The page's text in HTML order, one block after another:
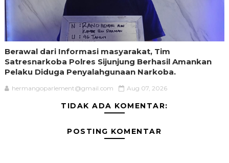
Berawal dari Informasi masyarakat, Tim
Satresnarkoba Polres Sijunjung Berhasil Amankan
Pelaku Diduga Penyalahgunaan Narkoba.
hermangoparlement@gmail.com Aug 07, 2026
TIDAK ADA KOMENTAR:
POSTING KOMENTAR